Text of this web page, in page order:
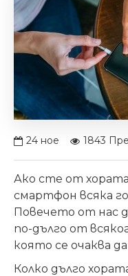
24 ное 1843
Ако сте от
смартфон всяка
Повечето от нас
по-дълго от
която се очаква
Колко дълго